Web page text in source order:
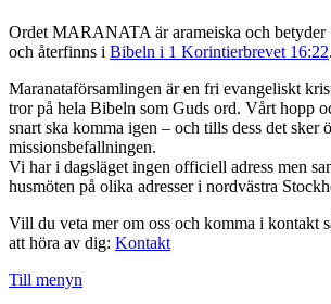
Ordet MARANATA är arameiska och
och återfinns i Bibeln i 1 Korintierbrevet 16:22.
Maranataförsamlingen är en fri evangeliskt
tror på hela Bibeln som Guds ord. Vårt hopp
snart ska komma igen – och tills dess det sker
missionsbefallningen.
Vi har i dagsläget ingen officiell adress men
husmöten på olika adresser i nordvästra
Vill du veta mer om oss och komma i kontakt
att höra av dig: Kontakt
Till menyn